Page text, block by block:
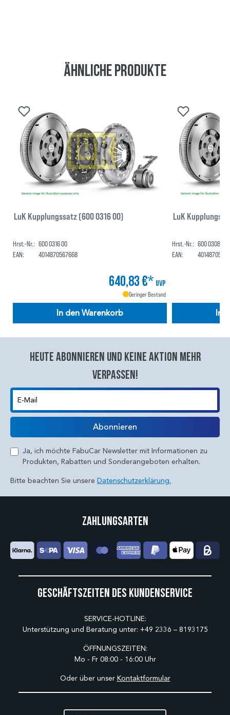
Ähnliche Produkte
LuK Kupplungssatz (600 0316 00)
Hrst.-Nr.: 600 0316 00
EAN:
4014870567668
640,83 €* UVP
Geringer Bestand
In den Warenkorb
LuK
Hrst.-Nr.: 600 0308 00
EAN:
In
Heute abonnieren und keine aktion mehr
verpassen!
E-Mail
Abonnieren
Ja, ich möchte FabuCar Newsletter mit Informationen zu
Produkten, Rabatten und Sonderangeboten erhalten.
Bitte beachten Sie unsere Datenschutzerklärung.
Geschäftszeiten des Kundenservice
SERVICE-HOTLINE:
Unterstützung und Beratung unter: +49 2336 – 8193175
ÖFFNUNGSZEITEN:
Mo - Fr 08:00 - 16:00 Uhr
Oder über unser Kontaktformular
Zahlungsarten